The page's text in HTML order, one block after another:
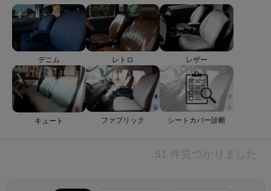
デニム レトロ レザー
キュート ファブリック シートカバー診断
51 件見つかりました